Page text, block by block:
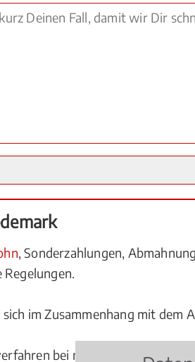
, Sonderzahlungen,
Regelungen.
sich im Zusammenhang mit dem
bei meiner Bewerbung